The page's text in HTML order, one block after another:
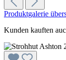
Produktgalerie
Kunden kauften